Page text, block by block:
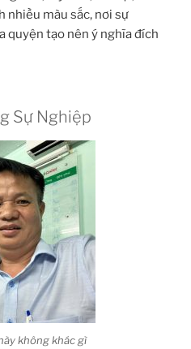
nhiều màu sắc, nơi sự
quyện tạo nên ý nghĩa đích
Sự Nghiệp
không khác gì